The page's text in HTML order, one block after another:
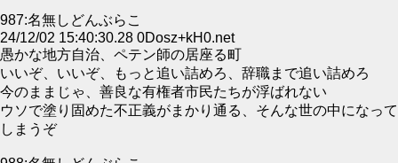
987:名無しどんぶらこ
24/12/02 15:40:30.28 0Dosz+kH0.net
愚かな地方自治、ペテン師の居座る町
いいぞ、いいぞ、もっと追い詰めろ、辞職まで追い詰めろ
今のままじゃ、善良な有権者市民たちが浮ばれない
ウソで塗り固めた不正義がまかり通る、そんな世の中になって
しまうぞ